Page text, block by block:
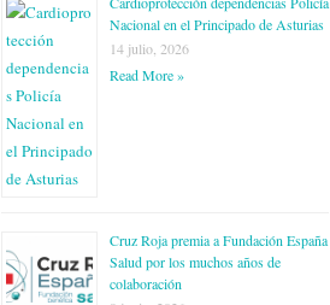
Nacional en el Principado de Asturias
14 julio, 2026
Read More »
Cruz Roja premia a Fundación España
Salud por los muchos años de
colaboración